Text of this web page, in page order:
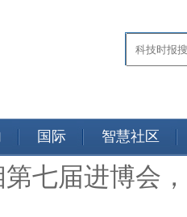
国际 智慧社区
七届进博会